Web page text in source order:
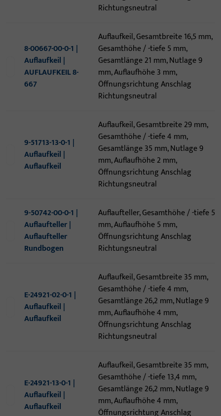
Richtungsneutral
8-00667-00-0-1 |
Auflaufkeil |
AUFLAUFKEIL 8-
667
Auflaufkeil, Gesamtbreite 16,5 mm,
Gesamthöhe / -tiefe 5 mm,
Gesamtlänge 21 mm, Nutlage 9
mm, Auflaufhöhe 3 mm,
Öffnungsrichtung Anschlag
Richtungsneutral
9-51713-13-0-1 |
Auflaufkeil |
Auflaufkeil
Auflaufkeil, Gesamtbreite 29 mm,
Gesamthöhe / -tiefe 4 mm,
Gesamtlänge 35 mm, Nutlage 9
mm, Auflaufhöhe 2 mm,
Öffnungsrichtung Anschlag
Richtungsneutral
9-50742-00-0-1 |
Auflaufteller |
Auflaufteller
Rundbogen
Auflaufteller, Gesamthöhe / -tiefe 5
mm, Auflaufhöhe 5 mm,
Öffnungsrichtung Anschlag
Richtungsneutral
E-24921-02-0-1 |
Auflaufkeil |
Auflaufkeil
Auflaufkeil, Gesamtbreite 35 mm,
Gesamthöhe / -tiefe 4 mm,
Gesamtlänge 26,2 mm, Nutlage 9
mm, Auflaufhöhe 4 mm,
Öffnungsrichtung Anschlag
Richtungsneutral
E-24921-13-0-1 |
Auflaufkeil |
Auflaufkeil
Auflaufkeil, Gesamtbreite 35 mm,
Gesamthöhe / -tiefe 13,4 mm,
Gesamtlänge 26,2 mm, Nutlage 9
mm, Auflaufhöhe 4 mm,
Öffnungsrichtung Anschlag